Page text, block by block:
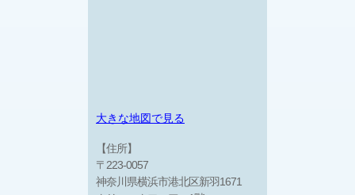
大きな地図で見る
【住所】
〒223-0057
神奈川県横浜市港北区新羽1671